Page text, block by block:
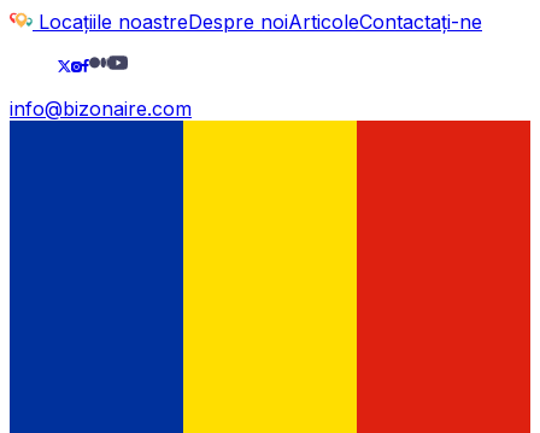
Locațiile noastreDespre noiArticoleContactați-ne
info@bizonaire.com